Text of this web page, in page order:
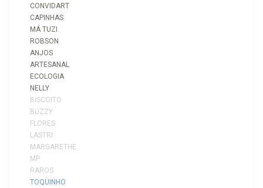
CONVIDART
CAPINHAS
MÁ TUZI
ROBSON
ANJOS
ARTESANAL
ECOLOGIA
NELLY
BISCOITO
BUZZY
FLORES
LASTRI
MARGARETHE
MP
RAROS
TOQUINHO